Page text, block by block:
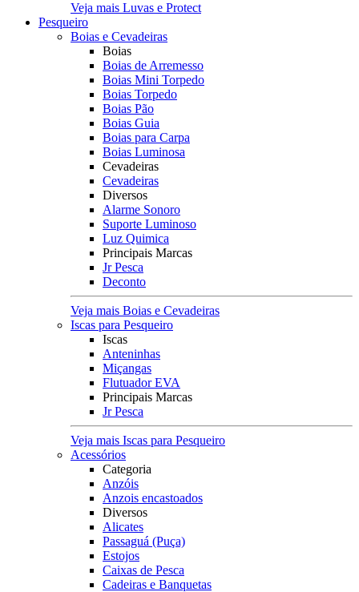
Veja mais Luvas e Protect
Pesqueiro
Boias e Cevadeiras
Boias
Boias de Arremesso
Boias Mini Torpedo
Boias Torpedo
Boias Pão
Boias Guia
Boias para Carpa
Boias Luminosa
Cevadeiras
Cevadeiras
Diversos
Alarme Sonoro
Suporte Luminoso
Luz Quimica
Principais Marcas
Jr Pesca
Deconto
Veja mais Boias e Cevadeiras
Iscas para Pesqueiro
Iscas
Anteninhas
Miçangas
Flutuador EVA
Principais Marcas
Jr Pesca
Veja mais Iscas para Pesqueiro
Acessórios
Categoria
Anzóis
Anzois encastoados
Diversos
Alicates
Passaguá (Puça)
Estojos
Caixas de Pesca
Cadeiras e Banquetas